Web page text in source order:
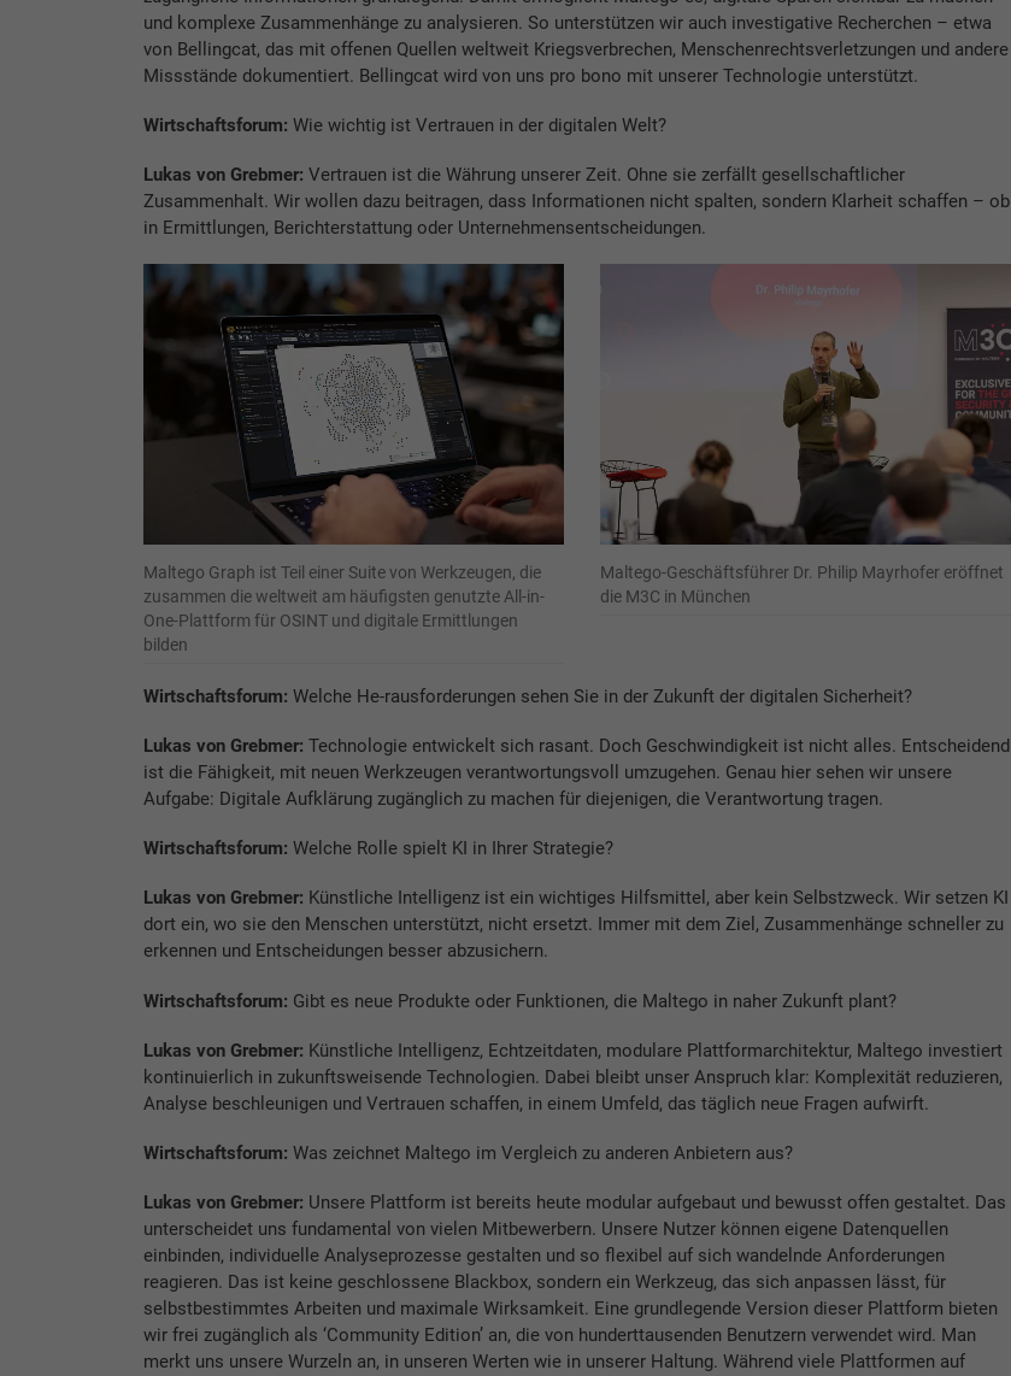
und komplexe Zusammenhänge zu analysieren. So unterstützen wir auch investigative Recherchen – etwa
von Bellingcat, das mit offenen Quellen weltweit Kriegsverbrechen, Menschenrechtsverletzungen und andere
Missstände dokumentiert. Bellingcat wird von uns pro bono mit unserer Technologie unterstützt.
Wirtschaftsforum: Wie wichtig ist Vertrauen in der digitalen Welt?
Lukas von Grebmer: Vertrauen ist die Währung unserer Zeit. Ohne sie zerfällt gesellschaftlicher
Zusammenhalt. Wir wollen dazu beitragen, dass Informationen nicht spalten, sondern Klarheit schaffen – ob
in Ermittlungen, Berichterstattung oder Unternehmensentscheidungen.
Maltego Graph ist Teil einer Suite von Werkzeugen, die
zusammen die weltweit am häufigsten genutzte All-in-
One-Plattform für OSINT und digitale Ermittlungen
bilden
Maltego-Geschäftsführer Dr. Philip Mayrhofer eröffnet
die M3C in München
Wirtschaftsforum: Welche He-rausforderungen sehen Sie in der Zukunft der digitalen Sicherheit?
Lukas von Grebmer: Technologie entwickelt sich rasant. Doch Geschwindigkeit ist nicht alles. Entscheidend
ist die Fähigkeit, mit neuen Werkzeugen verantwortungsvoll umzugehen. Genau hier sehen wir unsere
Aufgabe: Digitale Aufklärung zugänglich zu machen für diejenigen, die Verantwortung tragen.
Wirtschaftsforum: Welche Rolle spielt KI in Ihrer Strategie?
Lukas von Grebmer: Künstliche Intelligenz ist ein wichtiges Hilfsmittel, aber kein Selbstzweck. Wir setzen KI
dort ein, wo sie den Menschen unterstützt, nicht ersetzt. Immer mit dem Ziel, Zusammenhänge schneller zu
erkennen und Entscheidungen besser abzusichern.
Wirtschaftsforum: Gibt es neue Produkte oder Funktionen, die Maltego in naher Zukunft plant?
Lukas von Grebmer: Künstliche Intelligenz, Echtzeitdaten, modulare Plattformarchitektur, Maltego investiert
kontinuierlich in zukunftsweisende Technologien. Dabei bleibt unser Anspruch klar: Komplexität reduzieren,
Analyse beschleunigen und Vertrauen schaffen, in einem Umfeld, das täglich neue Fragen aufwirft.
Wirtschaftsforum: Was zeichnet Maltego im Vergleich zu anderen Anbietern aus?
Lukas von Grebmer: Unsere Plattform ist bereits heute modular aufgebaut und bewusst offen gestaltet. Das
unterscheidet uns fundamental von vielen Mitbewerbern. Unsere Nutzer können eigene Datenquellen
einbinden, individuelle Analyseprozesse gestalten und so flexibel auf sich wandelnde Anforderungen
reagieren. Das ist keine geschlossene Blackbox, sondern ein Werkzeug, das sich anpassen lässt, für
selbstbestimmtes Arbeiten und maximale Wirksamkeit. Eine grundlegende Version dieser Plattform bieten
wir frei zugänglich als ‘Community Edition’ an, die von hunderttausenden Benutzern verwendet wird. Man
merkt uns unsere Wurzeln an, in unseren Werten wie in unserer Haltung. Während viele Plattformen auf